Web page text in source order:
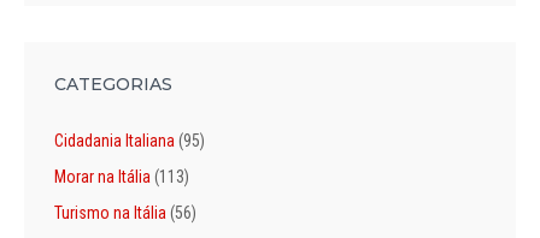
CATEGORIAS
Cidadania Italiana (95)
Morar na Itália (113)
Turismo na Itália (56)